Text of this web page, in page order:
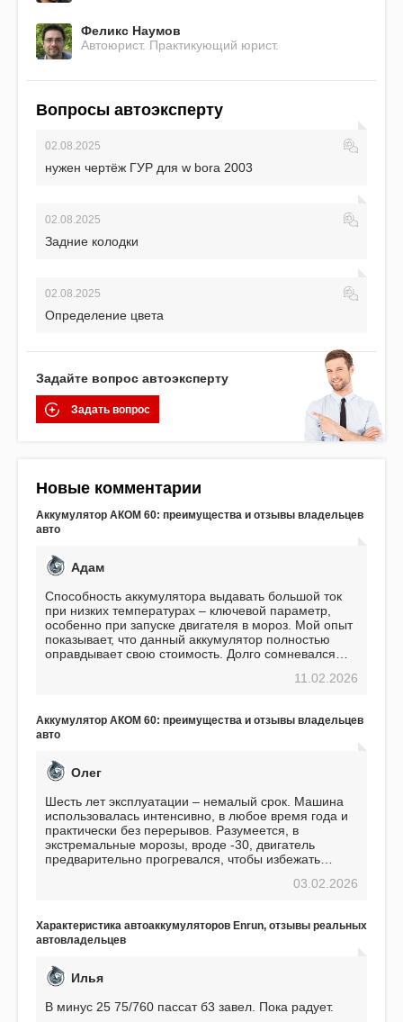
Феликс Наумов
Автоюрист. Практикующий юрист.
Вопросы автоэксперту
02.08.2025
нужен чертёж ГУР для w bora 2003
02.08.2025
Задние колодки
02.08.2025
Определение цвета
Задайте вопрос автоэксперту
Задать вопрос
Новые комментарии
Аккумулятор АКОМ 60: преимущества и отзывы владельцев
авто
Адам
Способность аккумулятора выдавать большой ток
при низких температурах – ключевой параметр,
особенно при запуске двигателя в мороз. Мой опыт
показывает, что данный аккумулятор полностью
оправдывает свою стоимость. Долго сомневался
пожалел. Считаю, что это отличное вложение,11.02.2026
Аккумулятор АКОМ 60: преимущества и отзывы владельцев
авто
Олег
Шесть лет эксплуатации – немалый срок. Машина
использовалась интенсивно, в любое время года и
практически без перерывов. Разумеется, в
экстремальные морозы, вроде -30, двигатель
предварительно прогревался, чтобы избежать
использования не было ни единой поломки,
EFB 75. Судя по характеристикам, он даже
превосходит предыдущую модель.
03.02.2026
Характеристика автоаккумуляторов Enrun, отзывы реальных
автовладельцев
Илья
В минус 25 75/760 пассат б3 завел. Пока радует.